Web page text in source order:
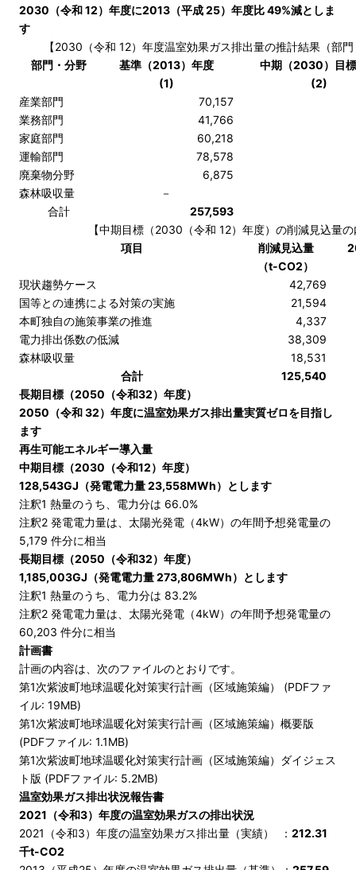
2030（令和 12）年度に2013（平成 25）年度比 49%減としま
す
【2030（令和 12）年度温室効果ガス排出量の推計結果（部
部門・分野
基準（2013）年度
(1)
中期（2030）目
(2)
産業部門
70,157
業務部門
41,766
家庭部門
60,218
運輸部門
78,578
廃棄物分野
6,875
森林吸収量
－
合計
257,593
【中期目標（2030（令和 12）年度）の削減見込量
項目
削減見込量
（t-CO2）
現状趨勢ケース
42,769
国等との連携による対策の実施
21,594
本町独自の施策事業の推進
4,337
電力排出係数の低減
38,309
森林吸収量
18,531
合計
125,540
長期目標（2050（令和32）年度）
2050（令和 32）年度に温室効果ガス排出量実質ゼロを目指し
ます
再生可能エネルギー導入量
中期目標（2030（令和12）年度）
128,543GJ（発電電力量 23,558MWh） とします
注釈1 熱量のうち、電力分は 66.0%
注釈2 発電電力量は、太陽光発電（4kW）の年間予想発電量の
5,179 件分に相当
長期目標（2050（令和32）年度）
1,185,003GJ（発電電力量 273,806MWh） とします
注釈1 熱量のうち、電力分は 83.2%
注釈2 発電電力量は、太陽光発電（4kW）の年間予想発電量の
60,203 件分に相当
計画書
計画の内容は、次のファイルのとおりです。
第1次紫波町地球温暖化対策実行計画（区域施策編） (PDFファ
イル: 19MB)
第1次紫波町地球温暖化対策実行計画（区域施策編）概要版
(PDFファイル: 1.1MB)
第1次紫波町地球温暖化対策実行計画（区域施策編）ダイジェス
ト版 (PDFファイル: 5.2MB)
温室効果ガス排出状況報告書
2021（令和3）年度の温室効果ガスの排出状況
2021（令和3）年度の温室効果ガス排出量（実績） ： 212.31
千t-CO2